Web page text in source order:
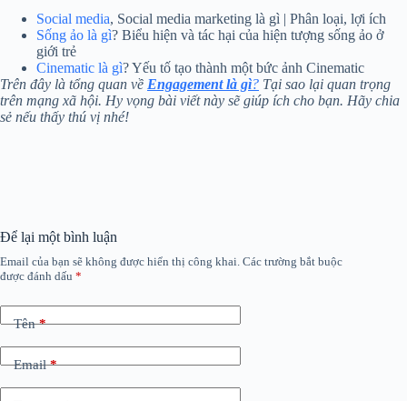
Social media, Social media marketing là gì | Phân loại, lợi ích
Sống ảo là gì? Biểu hiện và tác hại của hiện tượng sống ảo ở
giới trẻ
Cinematic là gì? Yếu tố tạo thành một bức ảnh Cinematic
Trên đây là tổng quan về Engagement là gì? Tại sao lại quan trọng
trên mạng xã hội. Hy vọng bài viết này sẽ giúp ích cho bạn. Hãy chia
sẻ nếu thấy thú vị nhé!
Để lại một bình luận
Email của bạn sẽ không được hiển thị công khai. Các trường bắt buộc
được đánh dấu *
Tên*
Email*